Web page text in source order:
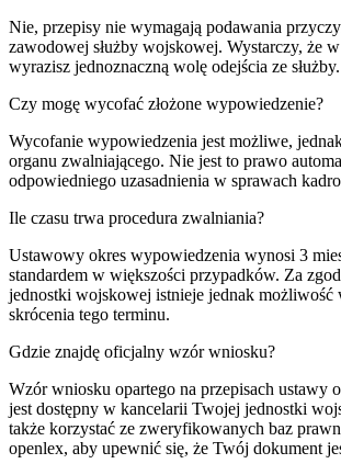
Nie, przepisy nie wymagają podawania
zawodowej służby wojskowej. Wystarczy, że
wyrazisz jednoznaczną wolę odejścia ze służby.
Czy mogę wycofać złożone wypowiedzenie?
Wycofanie wypowiedzenia jest możliwe,
organu zwalniającego. Nie jest to prawo
odpowiedniego uzasadnienia w sprawach
Ile czasu trwa procedura zwalniania?
Ustawowy okres wypowiedzenia wynosi 3
standardem w większości przypadków. Za
jednostki wojskowej istnieje jednak możliwość
skrócenia tego terminu.
Gdzie znajdę oficjalny wzór wniosku?
Wzór wniosku opartego na przepisach ustawy
jest dostępny w kancelarii Twojej jednostki
także korzystać ze zweryfikowanych baz
openlex, aby upewnić się, że Twój dokument